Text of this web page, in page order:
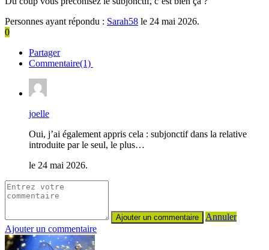
Personnes ayant répondu : Sarah58 le 24 mai 2026.
0
Partager
Commentaire(1)
joelle
Oui, j’ai également appris cela : subjonctif dans la relative
introduite par le seul, le plus…
le 24 mai 2026.
Annuler
Ajouter un commentaire